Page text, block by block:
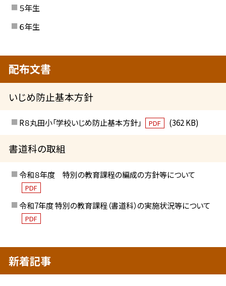
５年生
６年生
配布文書
いじめ防止基本方針
R８丸田小「学校いじめ防止基本方針」 PDF (362 KB)
書道科の取組
令和８年度 特別の教育課程の編成の方針等について
PDF
令和7年度 特別の教育課程（書道科）の実施状況等について
PDF
新着記事